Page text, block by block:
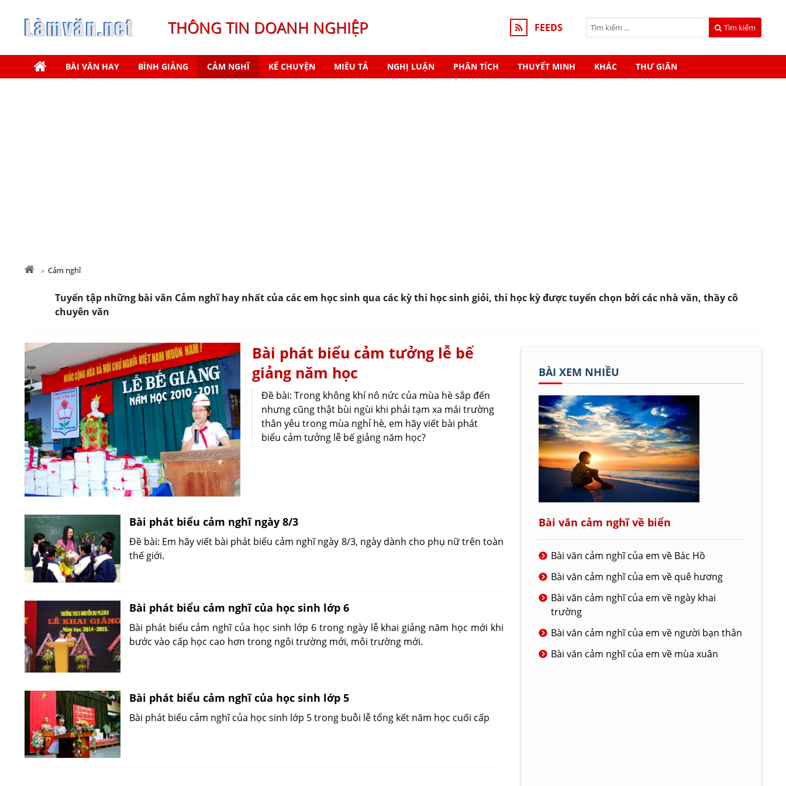
THÔNG TIN DOANH NGHIỆP FEEDS Tìm kiếm
BÀI VĂN HAY BÌNH GIẢNG CẢM NGHĨ KỂ CHUYỆN MIÊU TẢ NGHỊ LUẬN PHÂN TÍCH THUYẾT MINH KHÁC THƯ GIÃN
Cảm nghĩ
Tuyển tập những bài văn Cảm nghĩ hay nhất của các em học sinh qua các kỳ thi học sinh giỏi, thi học kỳ được tuyển chọn bởi các nhà văn, thầy cô
chuyên văn
Bài phát biểu cảm tưởng lễ bế
giảng năm học
Đề bài: Trong không khí nô nức của mùa hè sắp đến
nhưng cũng thật bùi ngùi khi phải tạm xa mái trường
thân yêu trong mùa nghỉ hè, em hãy viết bài phát
biểu cảm tưởng lễ bế giảng năm học?
Bài phát biểu cảm nghĩ ngày 8/3
Đề bài: Em hãy viết bài phát biểu cảm nghĩ ngày 8/3, ngày dành cho phụ nữ trên toàn
thế giới.
Bài phát biểu cảm nghĩ của học sinh lớp 6
Bài phát biểu cảm nghĩ của học sinh lớp 6 trong ngày lễ khai giảng năm học mới khi
bước vào cấp học cao hơn trong ngôi trường mới, môi trường mới.
Bài phát biểu cảm nghĩ của học sinh lớp 5
Bài phát biểu cảm nghĩ của học sinh lớp 5 trong buỗi lễ tổng kết năm học cuối cấp
BÀI XEM NHIỀU
Bài văn cảm nghĩ về biển
Bài văn cảm nghĩ của em về Bác Hồ
Bài văn cảm nghĩ của em về quê hương
Bài văn cảm nghĩ của em về ngày khai
trường
Bài văn cảm nghĩ của em về người bạn thân
Bài văn cảm nghĩ của em về mùa xuân